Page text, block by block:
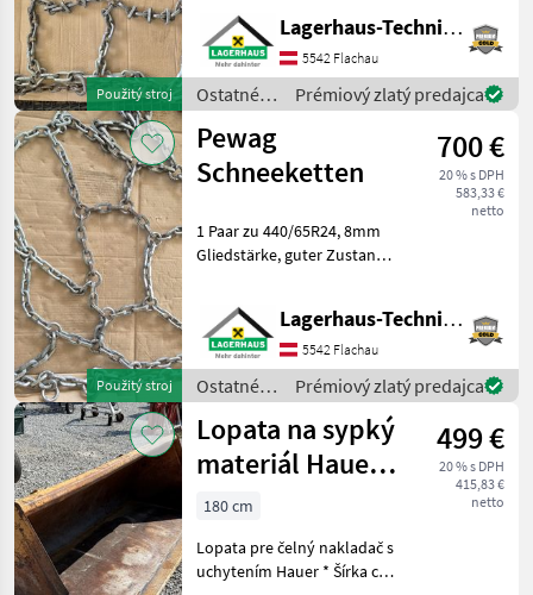
Použitý stroj
Zusatzverschleißgliedern,
guter Zustand. Wir bitten
telefonisch oder per Mail
Ihren Besuch bekanntz
Lagerhaus-Technik Flachau
5542 Flachau
Ostatné
traktorové
komponenty
/ Pewag
Prémiový zlatý predajca
Použitý stroj
Pewag
Schneeketten
700 €
20 % s DPH
583,33 €
netto
1 Paar zu 440/65R24, 8mm
Gliedstärke, guter Zustand.
bekanntzugeben, um
ausreichend Zeit für die
Beratung und ev
Lagerhaus-Technik Flachau
5542 Flachau
Ostatné
traktorové
komponenty
/ Pewag
Prémiový zlatý predajca
Lopata na sypký
materiál Hauer
220 cm
499 €
20 % s DPH
415,83 €
netto
180 cm
Lopata pre čelný nakladač s
uchytením Hauer * Šírka cca